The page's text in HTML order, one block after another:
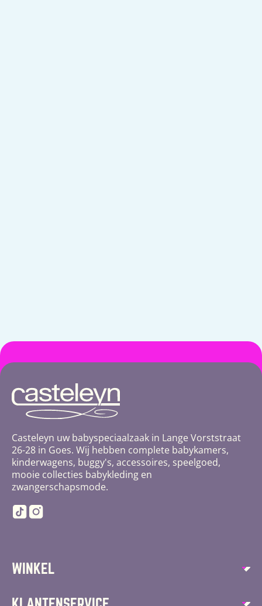
Casteleyn uw babyspeciaalzaak in Lange Vorststraat
26-28 in Goes. Wij hebben complete babykamers,
kinderwagens, buggy's, accessoires, speelgoed,
mooie collecties babykleding en
zwangerschapsmode.
TikTokInstagram
WINKEL
Autostoelen